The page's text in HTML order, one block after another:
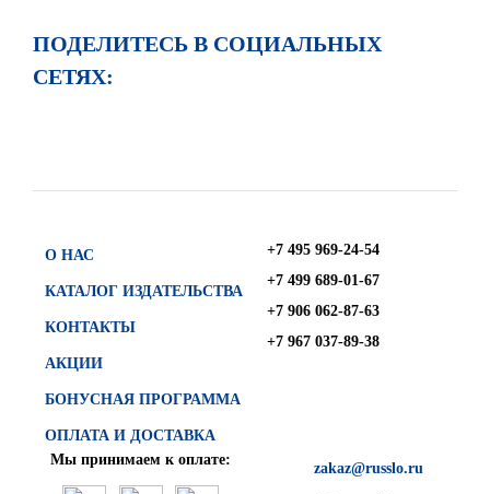
ПОДЕЛИТЕСЬ В СОЦИАЛЬНЫХ
СЕТЯХ:
О НАС
КАТАЛОГ ИЗДАТЕЛЬСТВА
КОНТАКТЫ
АКЦИИ
БОНУСНАЯ ПРОГРАММА
ОПЛАТА И ДОСТАВКА
+7 495 969-24-54
+7 499 689-01-67
+7 906 062-87-63
+7 967 037-89-38
zakaz@russlo.ru
Мы принимаем к оплате: